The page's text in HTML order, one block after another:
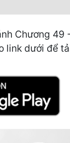
Chương
link dưới để